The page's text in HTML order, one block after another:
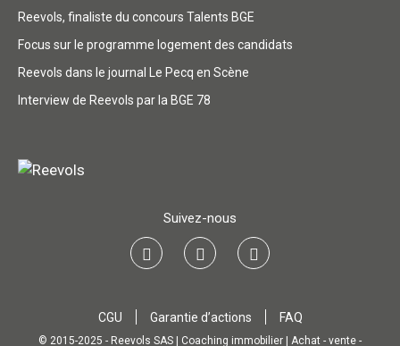
Reevols, finaliste du concours Talents BGE
Focus sur le programme logement des candidats
Reevols dans le journal Le Pecq en Scène
Interview de Reevols par la BGE 78
Suivez-nous
CGU Garantie d’actions FAQ
© 2015-2025 - Reevols SAS | Coaching immobilier | Achat - vente -